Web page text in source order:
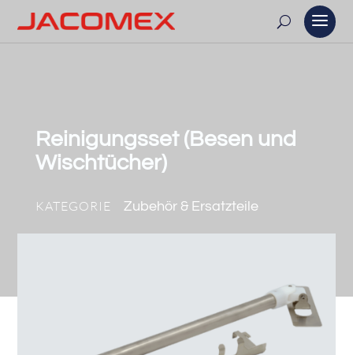
Reinigungsset (Besen und
Wischtücher)
KATEGORIE Zubehör & Ersatzteile